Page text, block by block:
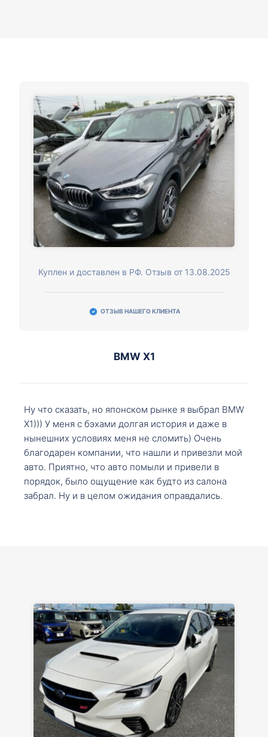
Куплен и доставлен в РФ. Отзыв от 13.08.2025
ОТЗЫВ НАШЕГО КЛИЕНТА
BMW X1
Ну что сказать, но японском рынке я выбрал BMW
X1))) У меня с бэхами долгая история и даже в
нынешних условиях меня не сломить) Очень
благодарен компании, что нашли и привезли мой
авто. Приятно, что авто помыли и привели в
порядок, было ощущение как будто из салона
забрал. Ну и в целом ожидания оправдались.